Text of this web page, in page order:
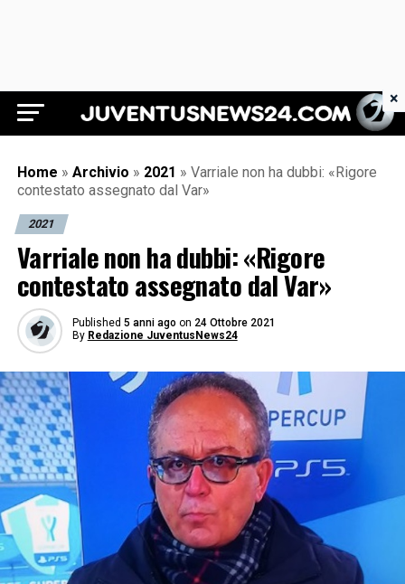
Juventus News 24
Home » Archivio » 2021 » Varriale non ha dubbi: «Rigore
contestato assegnato dal Var»
2021
Varriale non ha dubbi: «Rigore
contestato assegnato dal Var»
Published 5 anni ago on 24 Ottobre 2021
By Redazione JuventusNews24
×